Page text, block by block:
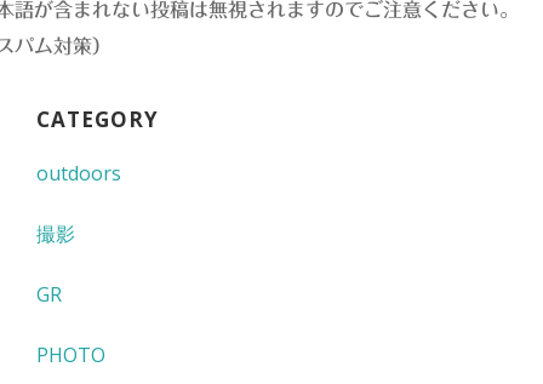
語が含まれない投稿は無視されますのでご注意ください。
パム対策）
CATEGORY
outdoors
撮影
GR
PHOTO